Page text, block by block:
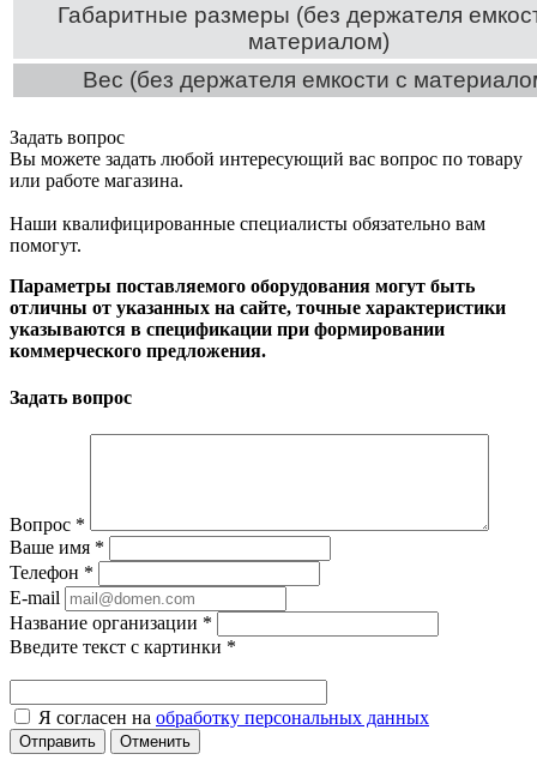
Габаритные размеры (без держателя
материалом)
Вес (без держателя емкости с
Задать вопрос
Вы можете задать любой интересующий вас вопрос по товару
или работе магазина.
Наши квалифицированные специалисты обязательно вам
помогут.
Параметры поставляемого оборудования могут быть
отличны от указанных на сайте, точные характеристики
указываются в спецификации при формировании
коммерческого предложения.
Задать вопрос
Вопрос *
Ваше имя *
Телефон *
E-mail
Название организации *
Введите текст с картинки *
Я согласен на обработку персональных данных
Отменить